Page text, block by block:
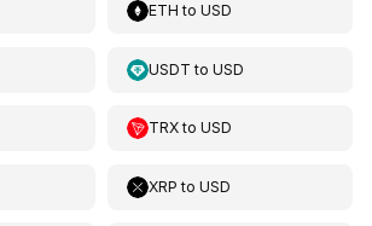
ETH toUSD
USDT toUSD
TRXtoUSD
XRP toUSD